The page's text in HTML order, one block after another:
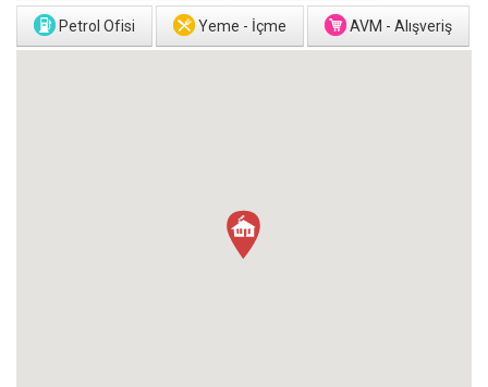
Petrol Ofisi Yeme - İçme AVM - Alışveriş